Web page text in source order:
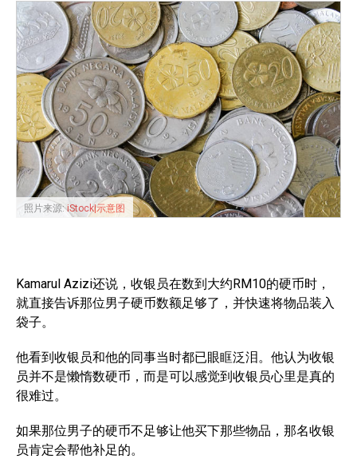
照片来源:iStock|示意图
Kamarul Azizi还说，收银员在数到大约RM10的硬币时，
就直接告诉那位男子硬币数额足够了，并快速将物品装入
袋子。
他看到收银员和他的同事当时都已眼眶泛泪。他认为收银
员并不是懒惰数硬币，而是可以感觉到收银员心里是真的
很难过。
如果那位男子的硬币不足够让他买下那些物品，那名收银
员肯定会帮他补足的。